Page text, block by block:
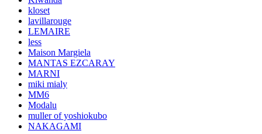
kloset
lavillarouge
LEMAIRE
less
Maison Margiela
MANTAS EZCARAY
MARNI
miki mialy
MM6
Modalu
muller of yoshiokubo
NAKAGAMI